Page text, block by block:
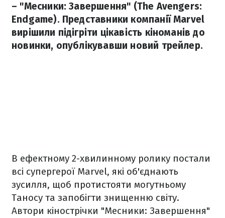
– "Месники: Завершення" (The Avengers:
Endgame). Представники компанії Marvel
вирішили підігріти цікавість кіноманів до
новинки, опублікувавши новий трейлер.
В ефектному 2-хвилинному ролику постали
всі супергерої Marvel, які об'єднають
зусилля, щоб протистояти могутньому
Таносу та запобігти знищенню світу.
Автори кінострічки "Месники: Завершення"